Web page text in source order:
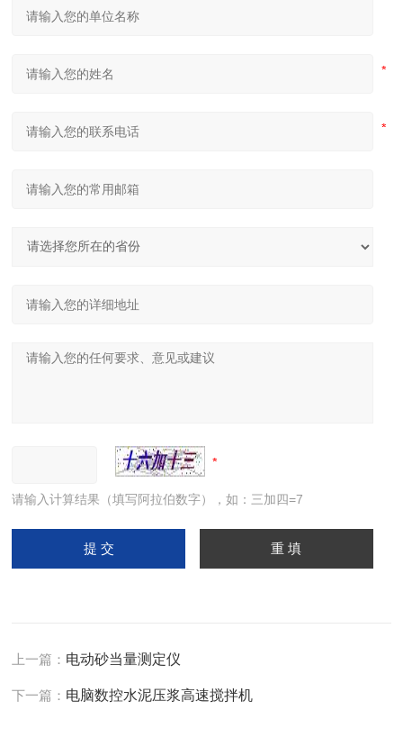
请输入计算结果（填写阿拉伯数字），如：三加四=7
上一篇： 电动砂当量测定仪
下一篇： 电脑数控水泥压浆高速搅拌机